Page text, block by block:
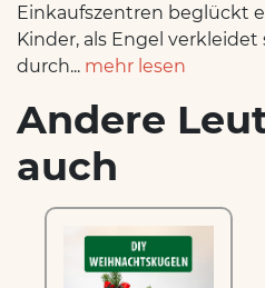
Einkaufszentren beglückt
Kinder, als Engel
durch... mehr lesen
Andere
auch